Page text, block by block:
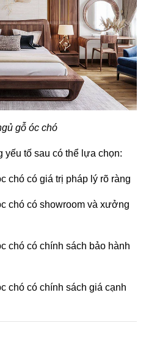
gỗ óc chó
yếu tố sau có thể lựa chọn:
chó có giá trị pháp lý rõ ràng
chó có showroom và xưởng
chó có chính sách bảo hành
chó có chính sách giá cạnh